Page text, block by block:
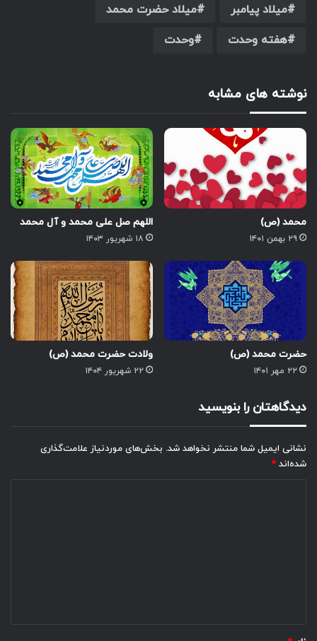
میلاد پیامبر
میلاد حضرت محمد
هفته وحدت
وحدت
نوشته های مشابه
محمد (ص)
۲۹ بهمن ۱۴۰۱
اللهم صل علی محمد و آل محمد
۱۸ شهریور ۱۴۰۳
حضرت محمد (ص)
۲۲ مهر ۱۴۰۱
ولادت حضرت محمد (ص)
۲۲ شهریور ۱۴۰۴
دیدگاهتان را بنویسید
نشانی ایمیل شما منتشر نخواهد شد. بخش‌های موردنیاز علامت‌گذاری
شده‌اند *